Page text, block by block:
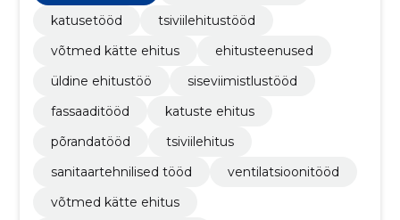
katusetööd
tsiviilehitustööd
võtmed kätte ehitus
ehitusteenused
üldine ehitustöö
siseviimistlustööd
fassaaditööd
katuste ehitus
põrandatööd
tsiviilehitus
sanitaartehnilised tööd
ventilatsioonitööd
võtmed kätte ehitus